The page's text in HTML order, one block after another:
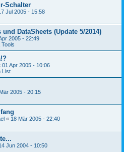
Schalter
Jul 2005 - 15:58
DataSheets (Update 5/2014)
2005 - 22:49
01 Apr 2005 - 10:06
List
2005 - 20:15
« 18 Mär 2005 - 22:40
Jun 2004 - 10:50